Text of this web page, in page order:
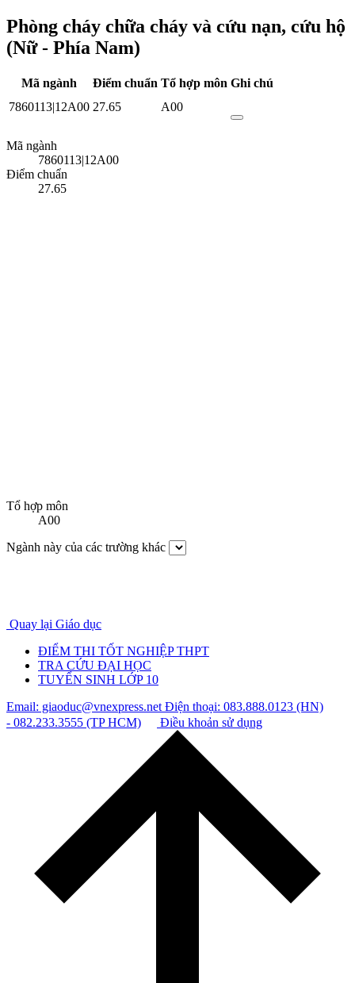
Phòng cháy chữa cháy và cứu nạn, cứu hộ
(Nữ - Phía Nam)
Mã ngành Điểm chuẩn Tổ hợp môn Ghi chú
7860113|12A00 27.65 A00
Mã ngành
7860113|12A00
Điểm chuẩn
27.65
Tổ hợp môn
A00
Ngành này của các trường khác
Quay lại Giáo dục
ĐIỂM THI TỐT NGHIỆP THPT
TRA CỨU ĐẠI HỌC
TUYỂN SINH LỚP 10
Email: giaoduc@vnexpress.netĐiện thoại: 083.888.0123 (HN)
- 082.233.3555 (TP HCM)
Điều khoản sử dụng